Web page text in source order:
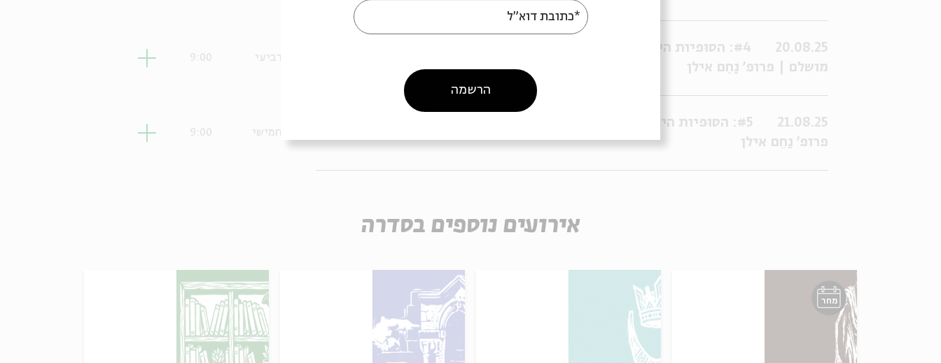
20.08.25
מושלם | פרופ' נַחֵם אילן
רביעי 9:00
21.08.25
פרופ' נַחֵם אילן
חמישי 9:00
אירועים נוספים בסדרה
מחר
*כתובת דוא"ל
הרשמה